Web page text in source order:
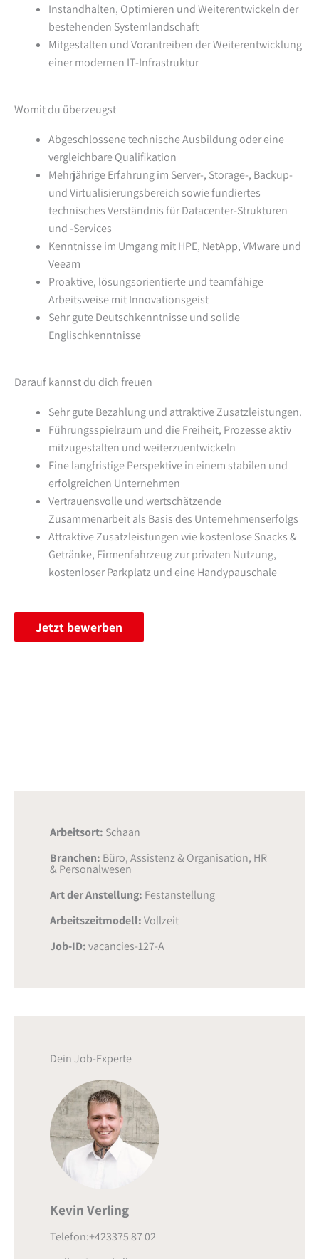
Instandhalten, Optimieren und Weiterentwickeln der
bestehenden Systemlandschaft
Mitgestalten und Vorantreiben der Weiterentwicklung
einer modernen IT-Infrastruktur
Womit du überzeugst
Abgeschlossene technische Ausbildung oder eine
vergleichbare Qualifikation
Mehrjährige Erfahrung im Server-, Storage-, Backup-
und Virtualisierungsbereich sowie fundiertes
technisches Verständnis für Datacenter-Strukturen
und -Services
Kenntnisse im Umgang mit HPE, NetApp, VMware und
Veeam
Proaktive, lösungsorientierte und teamfähige
Arbeitsweise mit Innovationsgeist
Sehr gute Deutschkenntnisse und solide
Englischkenntnisse
Darauf kannst du dich freuen
Sehr gute Bezahlung und attraktive Zusatzleistungen.
Führungsspielraum und die Freiheit, Prozesse aktiv
mitzugestalten und weiterzuentwickeln
Eine langfristige Perspektive in einem stabilen und
erfolgreichen Unternehmen
Vertrauensvolle und wertschätzende
Zusammenarbeit als Basis des Unternehmenserfolgs
Attraktive Zusatzleistungen wie kostenlose Snacks &
Getränke, Firmenfahrzeug zur privaten Nutzung,
kostenloser Parkplatz und eine Handypauschale
Jetzt bewerben
Arbeitsort: Schaan
Branchen: Büro, Assistenz & Organisation, HR
& Personalwesen
Art der Anstellung: Festanstellung
Arbeitszeitmodell:Vollzeit
Job-ID:vacancies-127-A
Dein Job-Experte
Kevin Verling
Telefon:+423375 87 02